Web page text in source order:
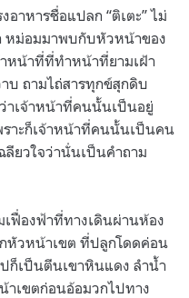
าหารชื่อแปลก “ติเตะ” ไม่
หม่อมมาพบกับหัวหน้าของ
หน้าที่ที่ทำหน้าที่ยามเฝ้า
บ ถามไถ่สารทุกข์สุกดิบ
าเจ้าหน้าที่คนนั้นเป็นอยู่
ราะก็เจ้าหน้าที่คนนั้นเป็นคน
ยวใจว่านั่นเป็นคำถาม
ฟื่องฟ้าที่ทางเดินผ่านห้อง
หัวหน้าเขต ที่ปลูกโดดค่อน
ก็เป็นตีนเขาหินแดง ลำน้ำ
เขตก่อนอ้อมวกไปทาง